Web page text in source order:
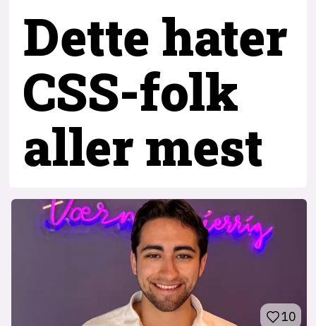
Dette hater
CSS-folk
aller mest
10